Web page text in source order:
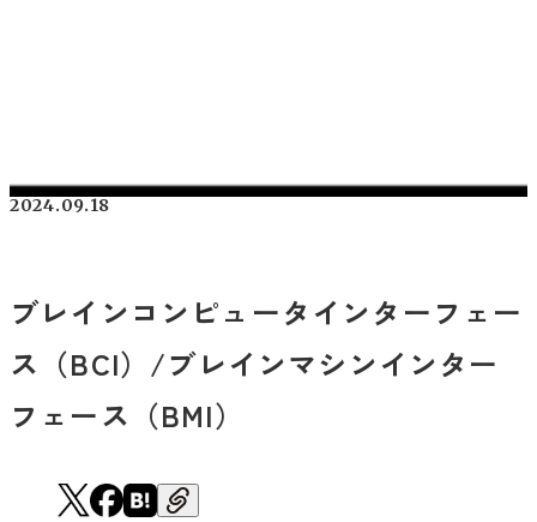
2024.09.18
ブレインコンピュータインターフェー
ス（BCI）/ブレインマシンインター
フェース（BMI）